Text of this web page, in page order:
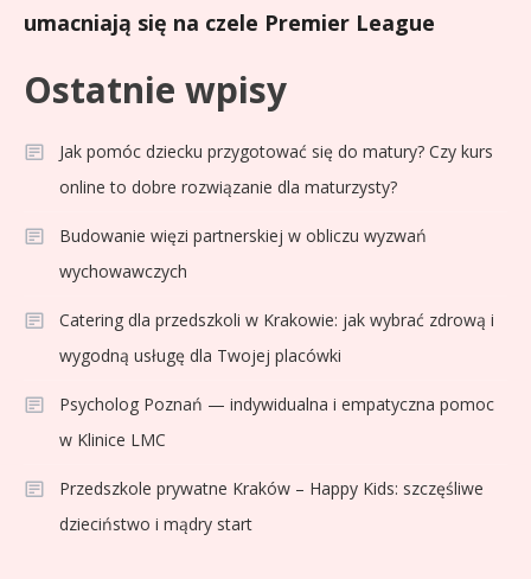
umacniają się na czele Premier League
Ostatnie wpisy
Jak pomóc dziecku przygotować się do matury? Czy kurs
online to dobre rozwiązanie dla maturzysty?
Budowanie więzi partnerskiej w obliczu wyzwań
wychowawczych
Catering dla przedszkoli w Krakowie: jak wybrać zdrową i
wygodną usługę dla Twojej placówki
Psycholog Poznań — indywidualna i empatyczna pomoc
w Klinice LMC
Przedszkole prywatne Kraków – Happy Kids: szczęśliwe
dzieciństwo i mądry start